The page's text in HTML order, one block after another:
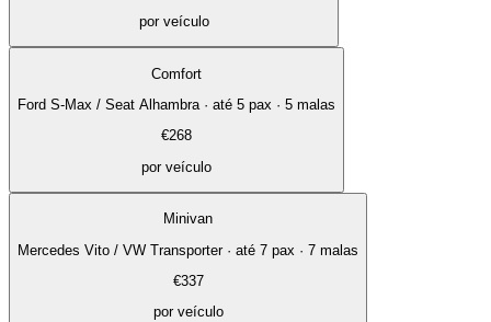
por veículo
Comfort
Ford S-Max / Seat Alhambra · até 5 pax · 5 malas
€268
por veículo
Minivan
Mercedes Vito / VW Transporter· até 7 pax · 7 malas
€337
por veículo